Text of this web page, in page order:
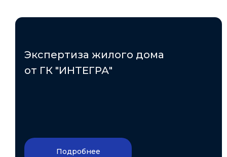
Экспертиза жилого дома
от ГК "ИНТЕГРА"
Подробнее